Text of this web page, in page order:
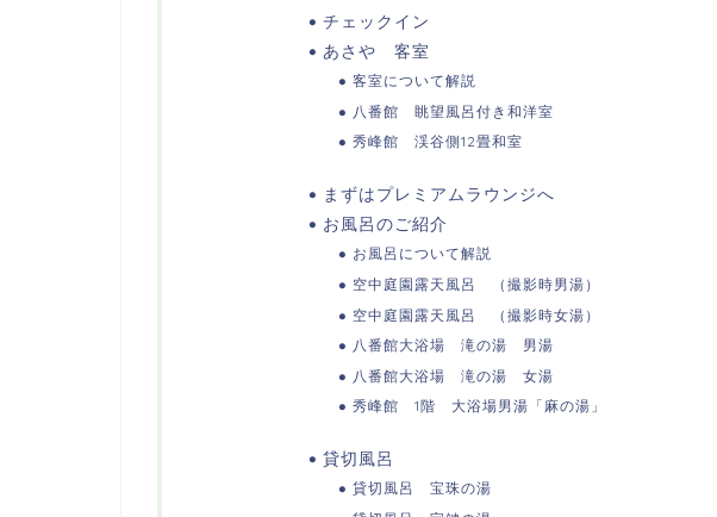
チェックイン
あさや 客室
客室について解説
八番館 眺望風呂付き和洋室
秀峰館 渓谷側12畳和室
まずはプレミアムラウンジへ
お風呂のご紹介
お風呂について解説
空中庭園露天風呂 （撮影時男湯）
空中庭園露天風呂 （撮影時女湯）
八番館大浴場 滝の湯 男湯
八番館大浴場 滝の湯 女湯
秀峰館 1階 大浴場男湯「麻の湯」
貸切風呂
貸切風呂 宝珠の湯